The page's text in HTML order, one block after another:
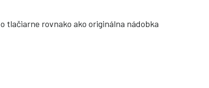
tlačiarne rovnako ako originálna nádobka